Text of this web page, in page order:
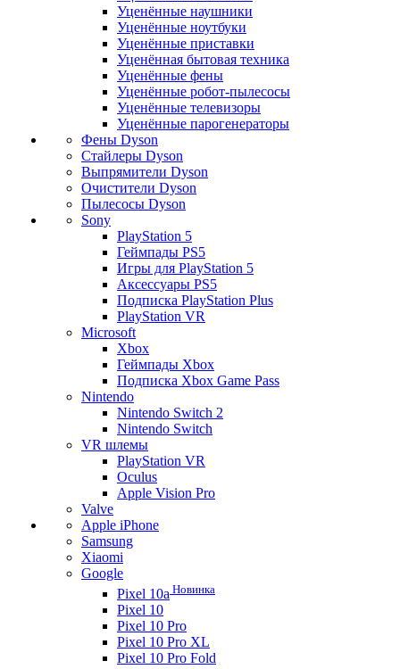
Уценённые наушники
Уценённые ноутбуки
Уценённые приставки
Уценённая бытовая техника
Уценённые фены
Уценённые робот-пылесосы
Уценённые телевизоры
Уценённые парогенераторы
Фены Dyson
Стайлеры Dyson
Выпрямители Dyson
Очистители Dyson
Пылесосы Dyson
Sony
PlayStation 5
Геймпады PS5
Игры для PlayStation 5
Аксессуары PS5
Подписка PlayStation Plus
PlayStation VR
Microsoft
Xbox
Геймпады Xbox
Подписка Xbox Game Pass
Nintendo
Nintendo Switch 2
Nintendo Switch
VR шлемы
PlayStation VR
Oculus
Apple Vision Pro
Valve
Apple iPhone
Samsung
Xiaomi
Google
Pixel 10a Новинка
Pixel 10
Pixel 10 Pro
Pixel 10 Pro XL
Pixel 10 Pro Fold